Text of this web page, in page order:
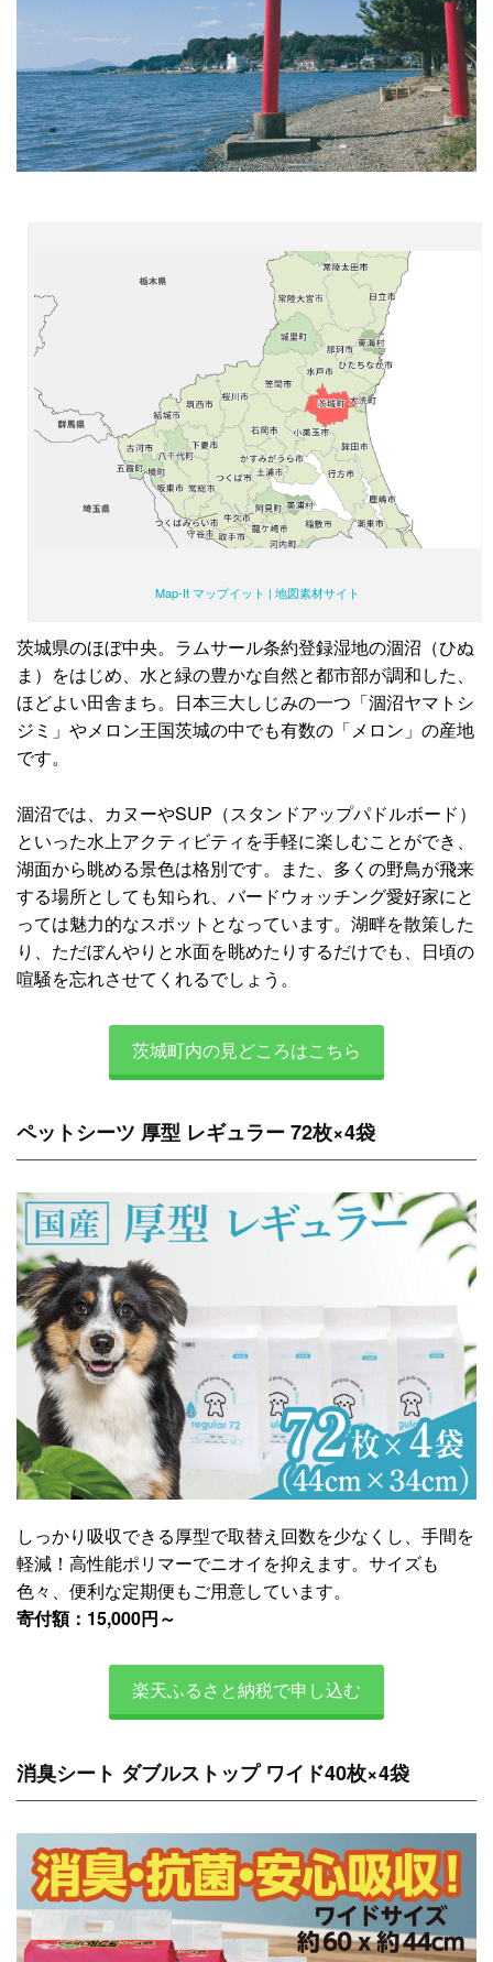
Map-It マップイット | 地図素材サイト
茨城県のほぼ中央。ラムサール条約登録湿地の涸沼（ひぬ
ま）をはじめ、水と緑の豊かな自然と都市部が調和した、
ほどよい田舎まち。日本三大しじみの一つ「涸沼ヤマトシ
ジミ」やメロン王国茨城の中でも有数の「メロン」の産地
です。
涸沼では、カヌーやSUP（スタンドアップパドルボード）
といった水上アクティビティを手軽に楽しむことができ、
湖面から眺める景色は格別です。また、多くの野鳥が飛来
する場所としても知られ、バードウォッチング愛好家にと
っては魅力的なスポットとなっています。湖畔を散策した
り、ただぼんやりと水面を眺めたりするだけでも、日頃の
喧騒を忘れさせてくれるでしょう。
茨城町内の見どころはこちら
ペットシーツ 厚型 レギュラー 72枚×4袋
しっかり吸収できる厚型で取替え回数を少なくし、手間を
軽減！高性能ポリマーでニオイを抑えます。サイズも
色々、便利な定期便もご用意しています。
寄付額：15,000円～
楽天ふるさと納税で申し込む
消臭シート ダブルストップ ワイド40枚×4袋